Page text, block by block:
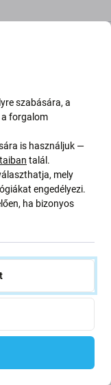
a
14 Pro
ésúj
alkatrészre van
néven értékesített
és
Ez az eredeti
esetekben)
a
szabására, a
a forgalom
is használjuk —
talál.
mely
engedélyezi.
ha bizonyos